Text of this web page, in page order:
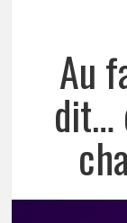
Au
dit…